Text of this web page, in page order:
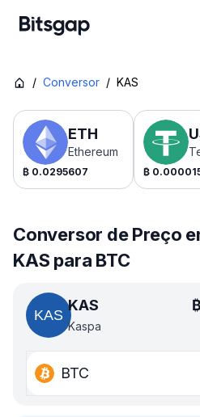
/ Conversor / KAS
ETH
Ethereum
₿ 0.0295607 ₿
Conversor de Preço
KAS para BTC
KAS
Kaspa
BTC